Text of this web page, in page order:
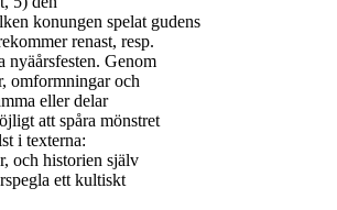
konungen spelat gudens
renast, resp.
nyäårsfesten. Genom
omformningar och
eller delar
att spåra mönstret
i texterna:
och historien själv
ett kultiskt